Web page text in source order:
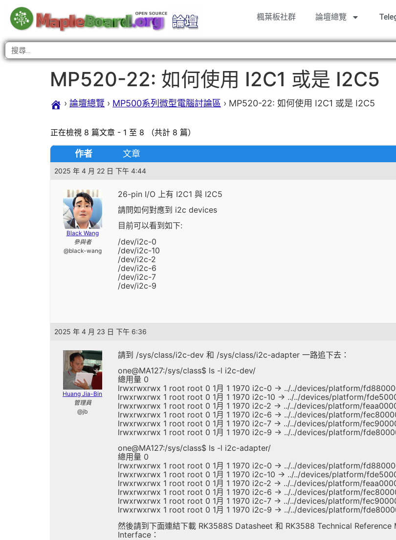
楓葉板社群 論壇總覽
MP520-22: 如何使用 I2C1 或是 I2C5
› 論壇總覽 › MP500系列微型電腦討論區 › MP520-22: 如何使用 I2C1 或是 I2C5
正在檢視 8 篇文章 - 1 至 8 （共計 8 篇）
作者 文章
2025 年 4 月 22 日 下午 4:44
Black Wang
參與者
@black-wang
26-pin I/O 上有 I2C1 與 I2C5
請問如何對應到 i2c devices
目前可以看到如下:
/dev/i2c-0
/dev/i2c-10
/dev/i2c-2
/dev/i2c-6
/dev/i2c-7
/dev/i2c-9
2025 年 4 月 23 日 下午 6:36
Huang Jia-Bin
管理員
@jb
請到 /sys/class/i2c-dev 和 /sys/class/i2c-adapter 一路追下去：
one@MA127:/sys/class$ ls -l i2c-dev/
總用量 0
lrwxrwxrwx 1 root root 0 1月 1 1970 i2c-0 -> ../../devices/platform/
lrwxrwxrwx 1 root root 0 1月 1 1970 i2c-10 -> ../../devices/platform/
lrwxrwxrwx 1 root root 0 1月 1 1970 i2c-2 -> ../../devices/platform/
lrwxrwxrwx 1 root root 0 1月 1 1970 i2c-6 -> ../../devices/platform/
lrwxrwxrwx 1 root root 0 1月 1 1970 i2c-7 -> ../../devices/platform/
lrwxrwxrwx 1 root root 0 1月 1 1970 i2c-9 -> ../../devices/platform/
one@MA127:/sys/class$ ls -l i2c-adapter/
總用量 0
lrwxrwxrwx 1 root root 0 1月 1 1970 i2c-0 -> ../../devices/platform/
lrwxrwxrwx 1 root root 0 1月 1 1970 i2c-10 -> ../../devices/platform/
lrwxrwxrwx 1 root root 0 1月 1 1970 i2c-2 -> ../../devices/platform/
lrwxrwxrwx 1 root root 0 1月 1 1970 i2c-6 -> ../../devices/platform/
lrwxrwxrwx 1 root root 0 1月 1 1970 i2c-7 -> ../../devices/platform/
lrwxrwxrwx 1 root root 0 1月 1 1970 i2c-9 -> ../../devices/platform/
然後請到下面連結下載 RK3588S Datasheet 和 RK3588 Technical
Interface：